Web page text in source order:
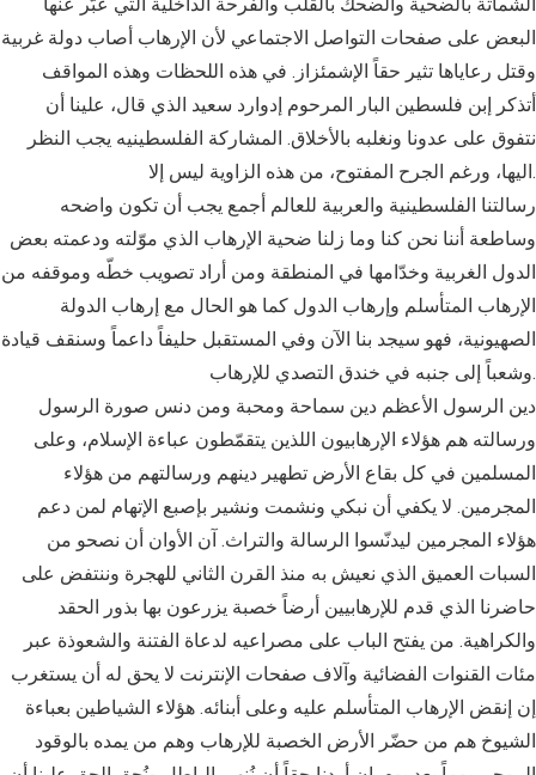
البعض على صفحات التواصل الاجتماعي لأن الإرهاب أصاب دولة غربية
وقتل رعاياها تثير حقاً الإشمئزاز. في هذه اللحظات وهذه المواقف
أتذكر إبن فلسطين البار المرحوم إدوارد سعيد الذي قال، علينا أن
نتفوق على عدونا ونغلبه بالأخلاق. المشاركة الفلسطينيه يجب النظر
اليها، ورغم الجرح المفتوح، من هذه الزاوية ليس إلا.
رسالتنا الفلسطينية والعربية للعالم أجمع يجب أن تكون واضحه
وساطعة أننا نحن كنا وما زلنا ضحية الإرهاب الذي موّلته ودعمته بعض
الدول الغربية وخدّامها في المنطقة ومن أراد تصويب خطّه وموقفه من
الإرهاب المتأسلم وإرهاب الدول كما هو الحال مع إرهاب الدولة
الصهيونية، فهو سيجد بنا الآن وفي المستقبل حليفاً داعماً وسنقف قيادة
وشعباً إلى جنبه في خندق التصدي للإرهاب.
دين الرسول الأعظم دين سماحة ومحبة ومن دنس صورة الرسول
ورسالته هم هؤلاء الإرهابيون اللذين يتقمّطون عباءة الإسلام، وعلى
المسلمين في كل بقاع الأرض تطهير دينهم ورسالتهم من هؤلاء
المجرمين. لا يكفي أن نبكي ونشمت ونشير بإصبع الإتهام لمن دعم
هؤلاء المجرمين ليدنّسوا الرسالة والتراث. آن الأوان أن نصحو من
السبات العميق الذي نعيش به منذ القرن الثاني للهجرة وننتفض على
حاضرنا الذي قدم للإرهابيين أرضاً خصبة يزرعون بها بذور الحقد
والكراهية. من يفتح الباب على مصراعيه لدعاة الفتنة والشعوذة عبر
مئات القنوات الفضائية وآلاف صفحات الإنترنت لا يحق له أن يستغرب
إن إنقض الإرهاب المتأسلم عليه وعلى أبنائه. هؤلاء الشياطين بعباءة
الشيوخ هم من حضّر الأرض الخصبة للإرهاب وهم من يمده بالوقود